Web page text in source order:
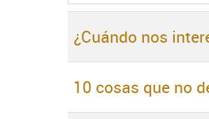
¿Cuándo nos
10 cosas que no